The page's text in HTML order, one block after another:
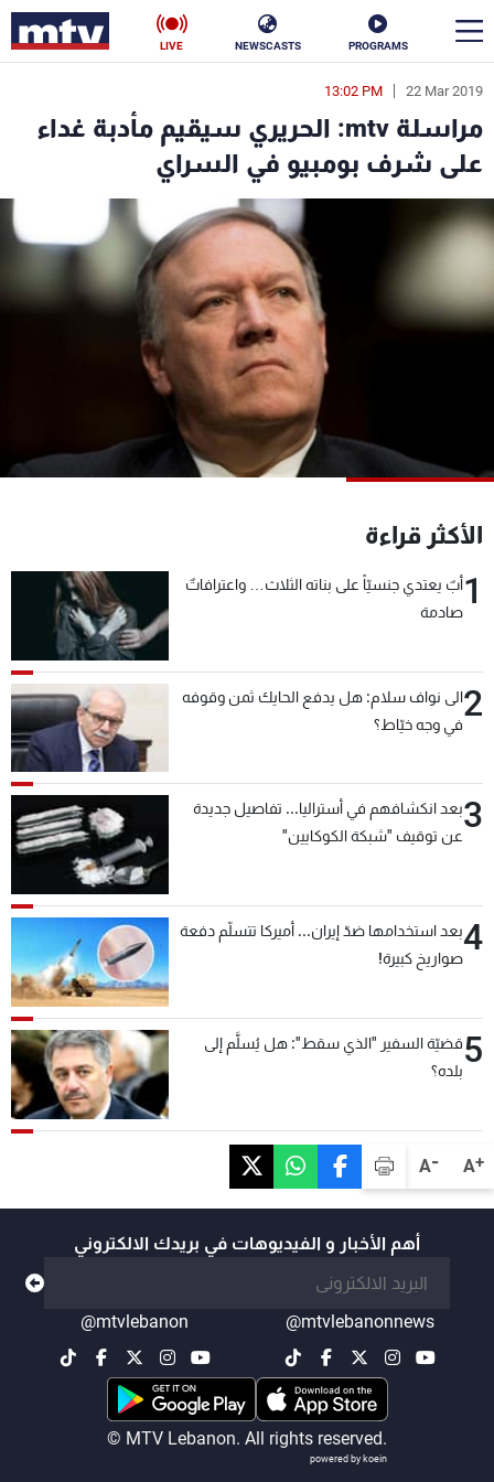
PROGRAMS
NEWSCASTS
LIVE
A+
A-
22 Mar 2019
13:02 PM
مراسلة mtv: الحريري سيقيم مأدبة غداء
على شرف بومبيو في السراي
الأكثر قراءة
1أبٌ يعتدي جنسيّاً على بناته الثلاث… واعترافاتٌ
صادمة
2الى نواف سلام: هل يدفع الحايك ثمن وقوفه
في وجه خيّاط؟
3بعد انكشافهم في أستراليا... تفاصيل جديدة
عن توقيف "شبكة الكوكايين"
4بعد استخدامها ضدّ إيران... أميركا تتسلّم دفعة
صواريخ كبيرة!
5قضيّة السفير "الذي سقط": هل يُسلَّم إلى
بلده؟
أهم الأخبار و الفيديوهات في بريدك الالكتروني
@mtvlebanonnews
@mtvlebanon
© MTV Lebanon. All rights reserved.
powered by koein
en
الأخبار
سياسة ناس
إقتصاد
منوعات رياضة
البرامج
جدول البرامج
شاهد البرامج
الترددات
عن MTV
شروط الإسـتخدام
سياسة الخصوصية